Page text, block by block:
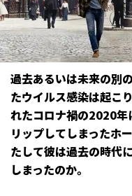
過去あるいは未来の別
たウイルス感染は起こ
れたコロナ禍の2020
リップしてしまったホ
たして彼は過去の時代
しまったのか――。